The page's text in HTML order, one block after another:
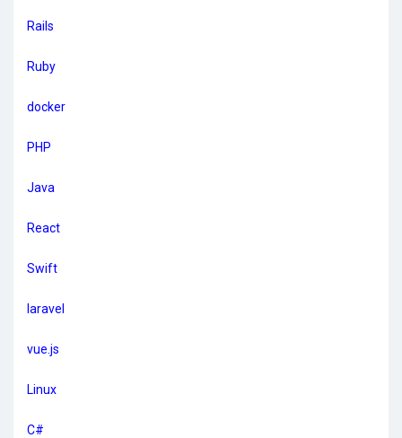
Rails
Ruby
docker
PHP
Java
React
Swift
laravel
vue.js
Linux
C#